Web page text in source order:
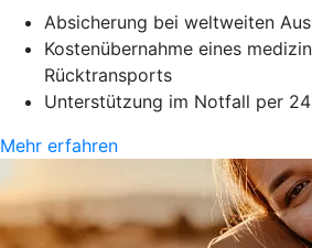
Absicherung bei weltweiten
Kostenübernahme eines
Rücktransports
Unterstützung im Notfall per
Mehr erfahren